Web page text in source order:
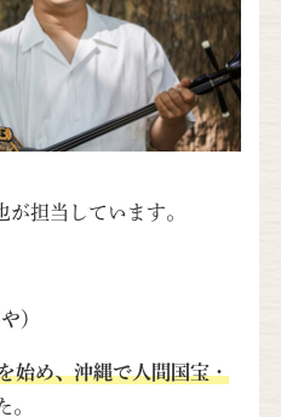
担当しています。
）
始め、沖縄で人間国宝・
。